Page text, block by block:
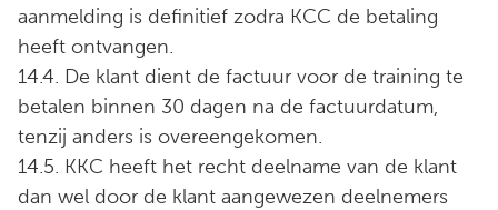
aanmelding is definitief zodra KCC de betaling
heeft ontvangen.
14.4. De klant dient de factuur voor de training te
betalen binnen 30 dagen na de factuurdatum,
tenzij anders is overeengekomen.
14.5. KKC heeft het recht deelname van de klant
dan wel door de klant aangewezen deelnemers